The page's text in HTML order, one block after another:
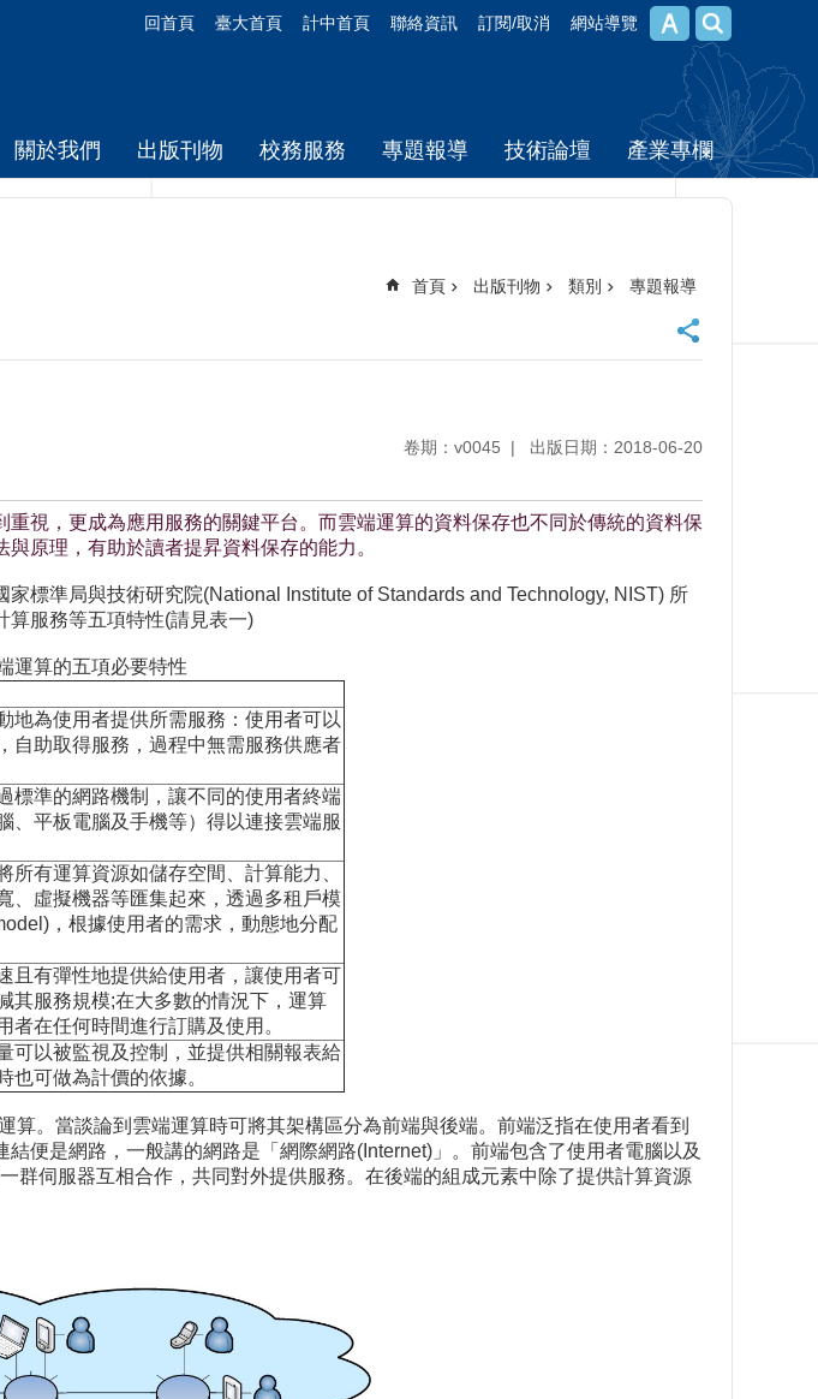
回首頁 臺大首頁 計中首頁 聯絡資訊 訂閱/取消 網站導覽
關於我們 出版刊物 校務服務 專題報導 技術論壇 產業專欄
首頁 出版刊物 類別 專題報導
卷期：v0045 出版日期：2018-06-20
視，更成為應用服務的關鍵平台。而雲端運算的資料保存也不同於傳統的資料保
原理，有助於讀者提昇資料保存的能力。
標準局與技術研究院(National Institute of Standards and Technology, NIST) 所
算服務等五項特性(請見表一)
運算的五項必要特性
地為使用者提供所需服務：使用者可以
自助取得服務，過程中無需服務供應者
標準的網路機制，讓不同的使用者終端
、平板電腦及手機等）得以連接雲端服
所有運算資源如儲存空間、計算能力、
、虛擬機器等匯集起來，透過多租戶模
，根據使用者的需求，動態地分配
且有彈性地提供給使用者，讓使用者可
其服務規模;在大多數的情況下，運算
者在任何時間進行訂購及使用。
可以被監視及控制，並提供相關報表給
也可做為計價的依據。
。當談論到雲端運算時可將其架構區分為前端與後端。前端泛指在使用者看到
便是網路，一般講的網路是「網際網路(Internet)」。前端包含了使用者電腦以及
伺服器互相合作，共同對外提供服務。在後端的組成元素中除了提供計算資源